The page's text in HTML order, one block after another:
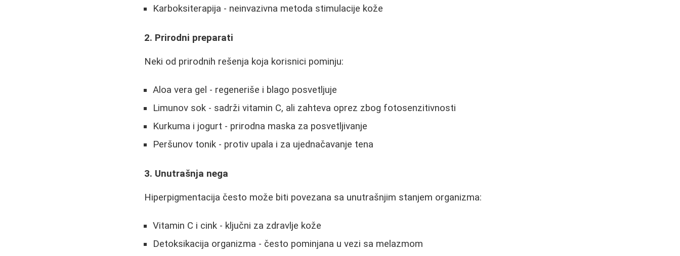
Karboksiterapija - neinvazivna metoda stimulacije kože
2. Prirodni preparati
Neki od prirodnih rešenja koja korisnici pominju:
Aloa vera gel - regeneriše i blago posvetljuje
Limunov sok - sadrži vitamin C, ali zahteva oprez zbog fotosenzitivnosti
Kurkuma i jogurt - prirodna maska za posvetljivanje
Peršunov tonik - protiv upala i za ujednačavanje tena
3. Unutrašnja nega
Hiperpigmentacija često može biti povezana sa unutrašnjim stanjem organizma:
Vitamin C i cink - ključni za zdravlje kože
Detoksikacija organizma - često pominjana u vezi sa melazmom